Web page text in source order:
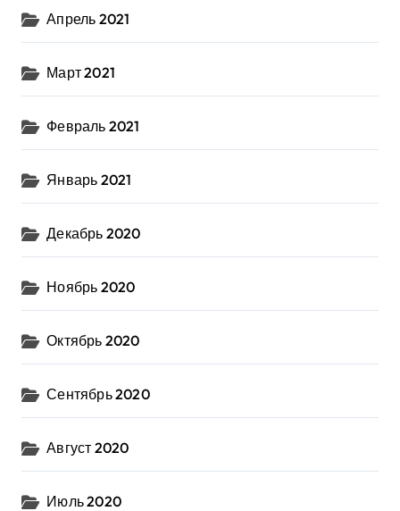
Апрель 2021
Март 2021
Февраль 2021
Январь 2021
Декабрь 2020
Ноябрь 2020
Октябрь 2020
Сентябрь 2020
Август 2020
Июль 2020